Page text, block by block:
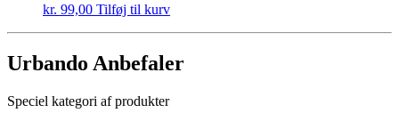
kr. 99,00 Tilføj til kurv
Urbando Anbefaler
Speciel kategori af produkter